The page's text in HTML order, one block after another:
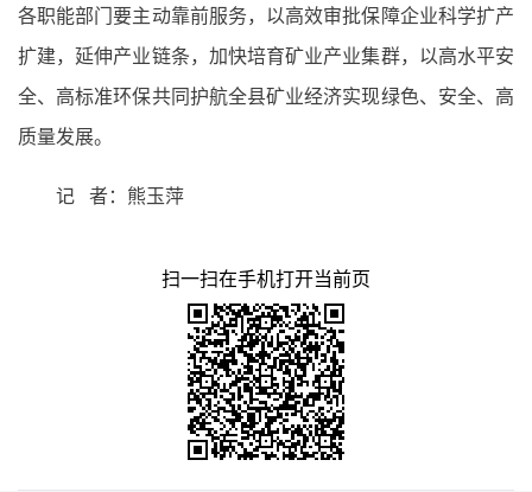
各职能部门要主动靠前服务，以高效审批保障企业科学扩产
扩建，延伸产业链条，加快培育矿业产业集群，以高水平安
全、高标准环保共同护航全县矿业经济实现绿色、安全、高
质量发展。
记 者：熊玉萍
扫一扫在手机打开当前页